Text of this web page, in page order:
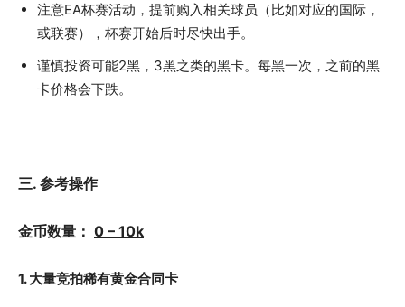
注意EA杯赛活动，提前购入相关球员（比如对应的国际，
或联赛），杯赛开始后时尽快出手。
谨慎投资可能2黑，3黑之类的黑卡。每黑一次，之前的黑
卡价格会下跌。
三. 参考操作
金币数量： 0 – 10k
1. 大量竞拍稀有黄金合同卡